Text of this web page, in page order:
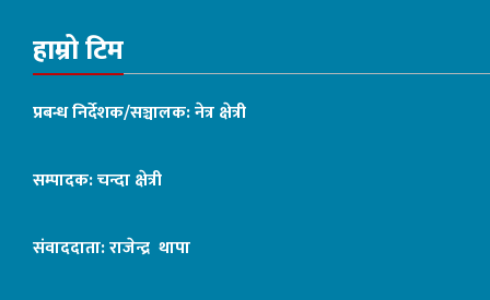
हाम्रो टिम
प्रबन्ध निर्देशक/सञ्चालक: नेत्र क्षेत्री
सम्पादक: चन्दा क्षेत्री
संवाददाता: राजेन्द्र थापा